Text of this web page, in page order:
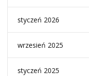
styczeń 2026
wrzesień 2025
styczeń 2025